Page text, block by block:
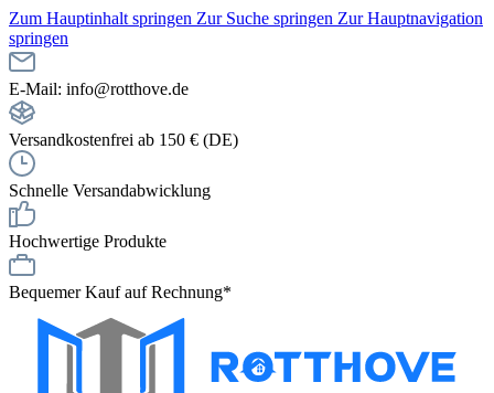
Zum Hauptinhalt springen Zur Suche springen Zur Hauptnavigation
springen
E-Mail: info@rotthove.de
Versandkostenfrei ab 150 € (DE)
Schnelle Versandabwicklung
Hochwertige Produkte
Bequemer Kauf auf Rechnung*